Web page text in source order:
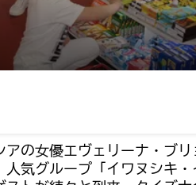
の女優エヴェリーナ・ブ
気グループ「イワヌシキ・